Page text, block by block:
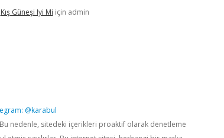
Kış Güneşi Iyi Mi için admin
@karabul
Bu nedenle, sitedeki içerikleri proaktif olarak denetleme